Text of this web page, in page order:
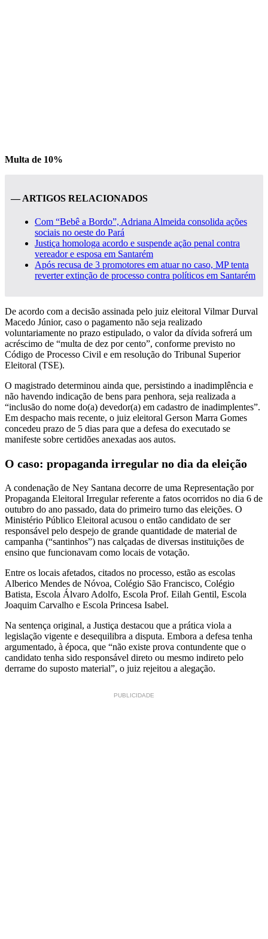
Multa de 10%
— ARTIGOS RELACIONADOS
Com “Bebê a Bordo”, Adriana Almeida consolida ações
sociais no oeste do Pará
Justiça homologa acordo e suspende ação penal contra
vereador e esposa em Santarém
Após recusa de 3 promotores em atuar no caso, MP tenta
reverter extinção de processo contra políticos em Santarém
De acordo com a decisão assinada pelo juiz eleitoral Vilmar Durval
Macedo Júnior, caso o pagamento não seja realizado
voluntariamente no prazo estipulado, o valor da dívida sofrerá um
acréscimo de “multa de dez por cento”, conforme previsto no
Código de Processo Civil e em resolução do Tribunal Superior
Eleitoral (TSE).
O magistrado determinou ainda que, persistindo a inadimplência e
não havendo indicação de bens para penhora, seja realizada a
“inclusão do nome do(a) devedor(a) em cadastro de inadimplentes”.
Em despacho mais recente, o juiz eleitoral Gerson Marra Gomes
concedeu prazo de 5 dias para que a defesa do executado se
manifeste sobre certidões anexadas aos autos.
O caso: propaganda irregular no dia da eleição
A condenação de Ney Santana decorre de uma Representação por
Propaganda Eleitoral Irregular referente a fatos ocorridos no dia 6 de
outubro do ano passado, data do primeiro turno das eleições. O
Ministério Público Eleitoral acusou o então candidato de ser
responsável pelo despejo de grande quantidade de material de
campanha (“santinhos”) nas calçadas de diversas instituições de
ensino que funcionavam como locais de votação.
Entre os locais afetados, citados no processo, estão as escolas
Alberico Mendes de Nóvoa, Colégio São Francisco, Colégio
Batista, Escola Álvaro Adolfo, Escola Prof. Eilah Gentil, Escola
Joaquim Carvalho e Escola Princesa Isabel.
Na sentença original, a Justiça destacou que a prática viola a
legislação vigente e desequilibra a disputa. Embora a defesa tenha
argumentado, à época, que “não existe prova contundente que o
candidato tenha sido responsável direto ou mesmo indireto pelo
derrame do suposto material”, o juiz rejeitou a alegação.
PUBLICIDADE